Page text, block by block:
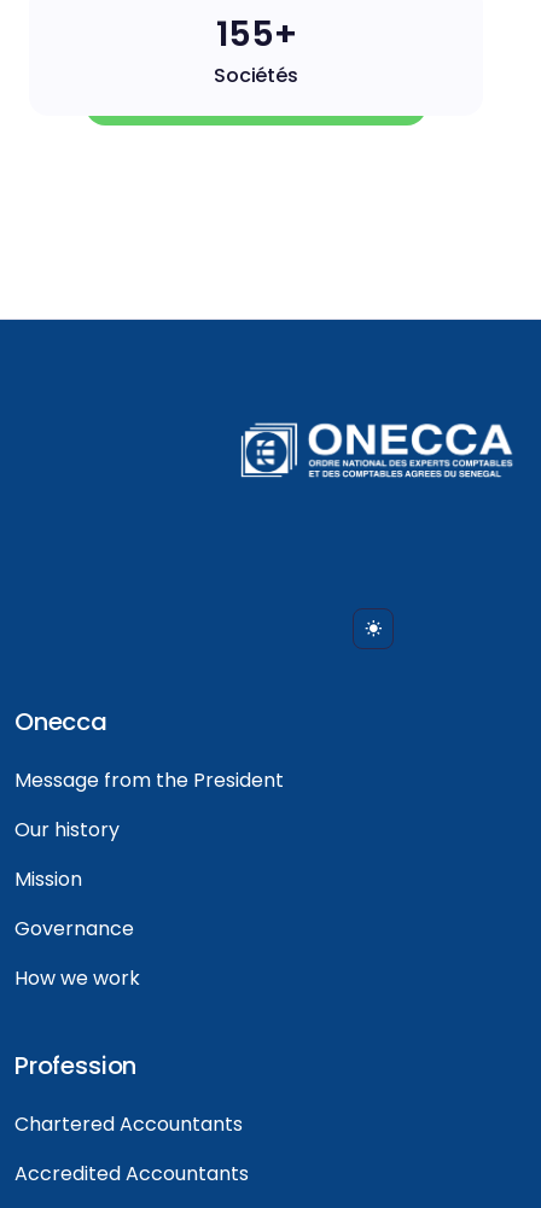
156+
Sociétés
Onecca
Message from the President
Our history
Mission
Governance
How we work
Profession
Chartered Accountants
Accredited Accountants